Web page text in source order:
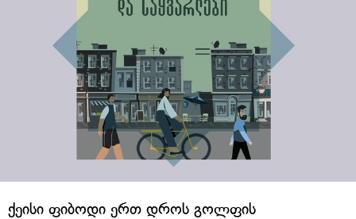
ქეისი ფიბოდი ერთ დროს გოლფის